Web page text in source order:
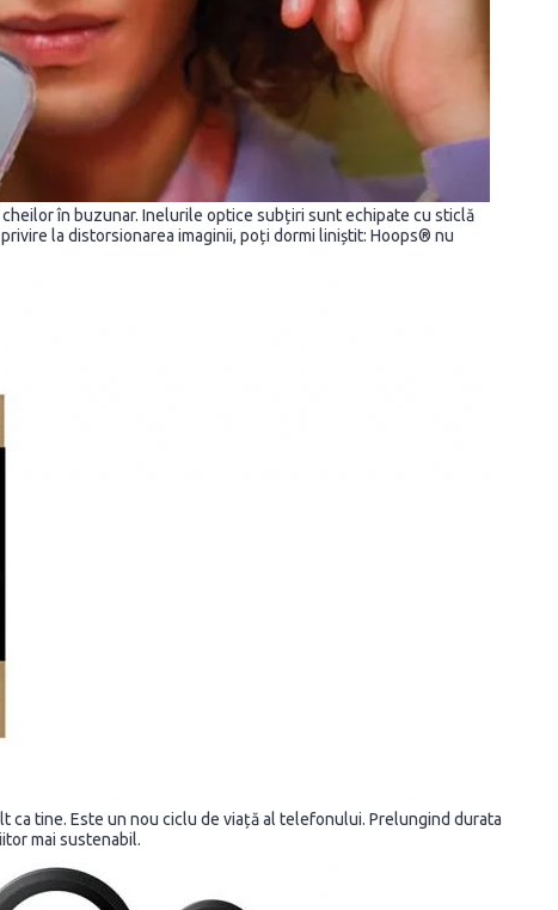
în buzunar. Inelurile optice subțiri sunt echipate cu sticlă
la distorsionarea imaginii, poți dormi liniștit: Hoops® nu
tine. Este un nou ciclu de viață al telefonului. Prelungind durata
mai sustenabil.